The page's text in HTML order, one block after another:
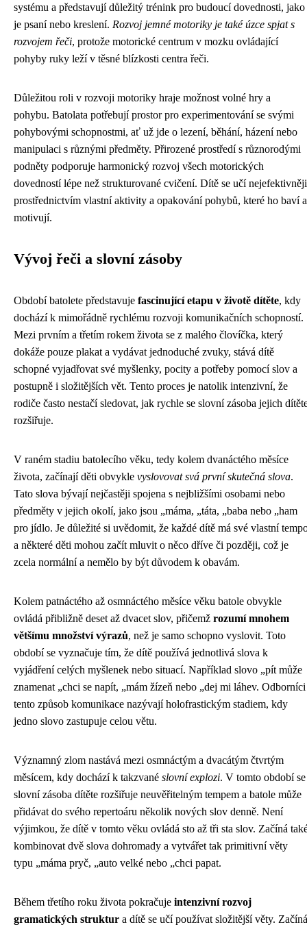
systému a představují důležitý trénink pro budoucí dovednosti, jako
je psaní nebo kreslení. Rozvoj jemné motoriky je také úzce spjat s
rozvojem řeči, protože motorické centrum v mozku ovládající
pohyby ruky leží v těsné blízkosti centra řeči.
Důležitou roli v rozvoji motoriky hraje možnost volné hry a
pohybu. Batolata potřebují prostor pro experimentování se svými
pohybovými schopnostmi, ať už jde o lezení, běhání, házení nebo
manipulaci s různými předměty. Přirozené prostředí s různorodými
podněty podporuje harmonický rozvoj všech motorických
dovedností lépe než strukturované cvičení. Dítě se učí nejefektivněji
prostřednictvím vlastní aktivity a opakování pohybů, které ho baví a
motivují.
Vývoj řeči a slovní zásoby
Období batolete představuje fascinující etapu v životě dítěte, kdy
dochází k mimořádně rychlému rozvoji komunikačních schopností.
Mezi prvním a třetím rokem života se z malého človíčka, který
dokáže pouze plakat a vydávat jednoduché zvuky, stává dítě
schopné vyjadřovat své myšlenky, pocity a potřeby pomocí slov a
postupně i složitějších vět. Tento proces je natolik intenzivní, že
rodiče často nestačí sledovat, jak rychle se slovní zásoba jejich
rozšiřuje.
V raném stadiu batolecího věku, tedy kolem dvanáctého měsíce
života, začínají děti obvykle vyslovovat svá první skutečná slova.
Tato slova bývají nejčastěji spojena s nejbližšími osobami nebo
předměty v jejich okolí, jako jsou „máma, „táta, „baba nebo „ham
pro jídlo. Je důležité si uvědomit, že každé dítě má své vlastní
a některé děti mohou začít mluvit o něco dříve či později, což je
zcela normální a nemělo by být důvodem k obavám.
Kolem patnáctého až osmnáctého měsíce věku batole obvykle
ovládá přibližně deset až dvacet slov, přičemž rozumí mnohem
většímu množství výrazů, než je samo schopno vyslovit. Toto
období se vyznačuje tím, že dítě používá jednotlivá slova k
vyjádření celých myšlenek nebo situací. Například slovo „pít může
znamenat „chci se napít, „mám žízeň nebo „dej mi láhev. Odborníci
tento způsob komunikace nazývají holofrastickým stadiem, kdy
jedno slovo zastupuje celou větu.
Významný zlom nastává mezi osmnáctým a dvacátým čtvrtým
měsícem, kdy dochází k takzvané slovní explozi. V tomto období se
slovní zásoba dítěte rozšiřuje neuvěřitelným tempem a batole může
přidávat do svého repertoáru několik nových slov denně. Není
výjimkou, že dítě v tomto věku ovládá sto až tři sta slov. Začíná
kombinovat dvě slova dohromady a vytvářet tak primitivní věty
typu „máma pryč, „auto velké nebo „chci papat.
Během třetího roku života pokračuje intenzivní rozvoj
gramatických struktur a dítě se učí používat složitější věty. Začíná